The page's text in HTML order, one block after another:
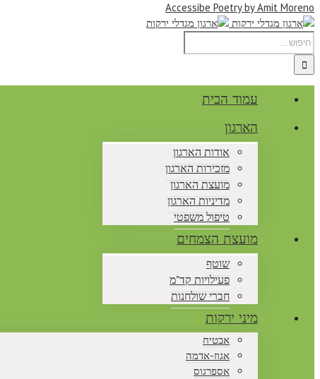
Accessibe Poetry by Amit Moreno
עמוד הבית
הארגון
אודות הארגון
מזכירות הארגון
מועצת הארגון
מדיניות הארגון
טיפול משפטי
מועצת הצמחים
שוטף
פעילויות קד"מ
חברי שולחנות
מיני ירקות
אבטיח
אגוז-אדמה
אספרגוס